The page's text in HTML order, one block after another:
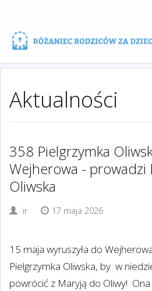
Aktualności
358 Pielgrzymka
Wejherowa - prowadzi
Oliwska
ir 17 maja 2026
15 maja wyruszyła do
Pielgrzymka Oliwska, by w
powrócić z Maryją do Oliwy!